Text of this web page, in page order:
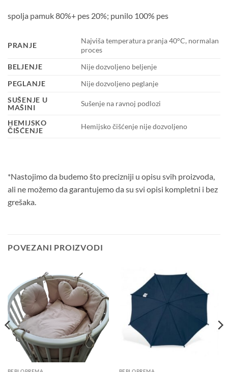
spolja pamuk 80%+ pes 20%; punilo 100% pes
PRANJE
Najviša temperatura pranja 40°C, normalan
proces
BELJENJE
Nije dozvoljeno beljenje
PEGLANJE
Nije dozvoljeno peglanje
SUŠENJE U
MAŠINI
Sušenje na ravnoj podlozi
HEMIJSKO
ČIŠĆENJE
Hemijsko čišćenje nije dozvoljeno
*Nastojimo da budemo što precizniji u opisu svih proizvoda,
ali ne možemo da garantujemo da su svi opisi kompletni i bez
grešaka.
POVEZANI PROIZVODI
BEBI OPREMA BEBI OPREMA